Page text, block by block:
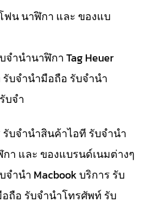
ฟน นาฬิกา และ ของแบ
ำนำนาฬิกา Tag Heuer
บจำนำมือถือ รับจำนำ
บจำ
รับจำนำสินค้าไอที รับจำนำ
า และ ของแบรนด์เนมต่างๆ
ำนำ Macbook บริการ รับ
ถือ รับจำนำโทรศัพท์ รับ